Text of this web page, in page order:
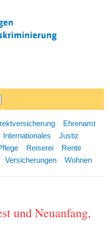
Ehrenamt
Internationales
Justiz
Reiserei
Rente
Versicherungen Wohnen
und Neuanfang,